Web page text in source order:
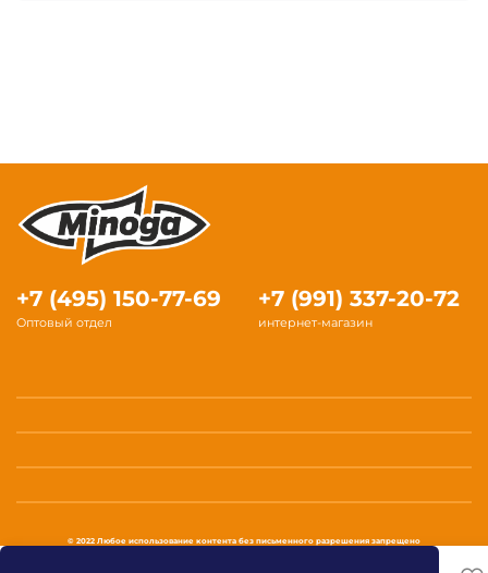
+7 (495) 150-77-69
Оптовый отдел
+7 (991) 337-20-72
интернет-магазин
© 2022 Любое использование контента без письменного разрешения запрещено